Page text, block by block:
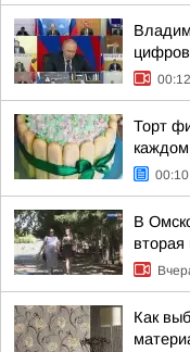
00:12
Торт
каждом
00:10
В
вторая
Как